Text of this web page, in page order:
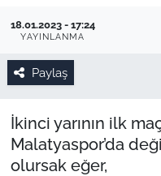
18.01.2023 - 17:24
YAYINLANMA
Paylaş
İkinci yarının ilk
Malatyaspor’da
olursak eğer,